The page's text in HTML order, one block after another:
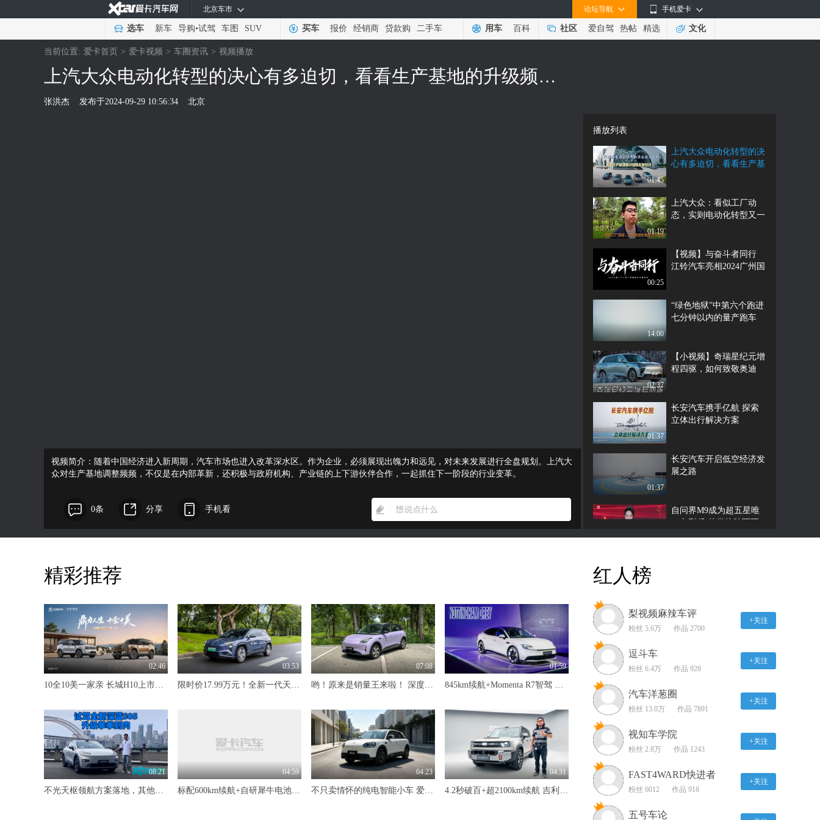
手机爱卡
论坛导航
北京车市
选车 新车 导购•试驾 车图 SUV 买车 报价 经销商 贷款购 二手车 用车 百科 社区 爱自驾 热帖 精选 文化
当前位置: 爱卡首页 > 爱卡视频 > 车圈资讯 > 视频播放
上汽大众电动化转型的决心有多迫切，看看生产基地的升级频率便知晓
张洪杰 发布于2024-09-29 10:56:34 北京
播放列表
01:45
上汽大众电动化转型的决
心有多迫切，看看生产基
01:19
上汽大众：看似工厂动
态，实则电动化转型又一
00:25
【视频】与奋斗者同行
江铃汽车亮相2024广州国
14:00
“绿色地狱”中第六个跑进
七分钟以内的量产跑车
02:37
【小视频】奇瑞星纪元增
程四驱，如何致敬奥迪
01:37
长安汽车携手亿航 探索
立体出行解决方案
01:37
长安汽车开启低空经济发
展之路
01:01
自问界M9成为超五星唯
芯片矩阵+生态共建，广
汽打响智能化下半场安全
03:05
13.99万一口价真香？昂
高定时尚单品 静态体验
全新智己L6
代EA888+智慧座舱全维
解析
由内到外全面焕新 上海
视频简介：随着中国经济进入新周期，汽车市场也进入改革深水区。作为企业，必须展现出魄力和远见，对未来发展进行全盘规划。上汽大
众对生产基地调整频频，不仅是在内部革新，还积极与政府机构、产业链的上下游伙伴合作，一起抓住下一阶段的行业变革。
0条 分享 手机看
精彩推荐
02:46
10全10美一家亲 长城H10上市限时20.18万元起
03:53
限时价17.99万元！全新一代天工08 670 Max重磅上市，限时六重大礼
07:08
哟！原来是销量王来啦！ 深度试驾吉利星愿
01:59
845km续航+Momenta R7智驾 MG07预售12.59万-16.59万
08:21
不光天枢领航方案落地，其他升级也是拳拳到肉 试驾全新深蓝S05
04:59
标配600km续航+自研犀牛电池 抢先体验奇瑞风云T7
04:23
不只卖情怀的纯电智能小车 爱卡深度试驾奇瑞QQ3
04:31
4.2秒破百+超2100km续航 吉利银河战舰700硬派SUV实力出圈
红人榜
梨视频麻辣车评
粉丝 5.6万 作品 2700
+关注
逗斗车
粉丝 6.4万 作品 928
+关注
汽车洋葱圈
粉丝 13.0万 作品 7891
+关注
视知车学院
粉丝 2.8万 作品 1243
+关注
FAST4WARD快进者
粉丝 6012 作品 918
+关注
五号车论